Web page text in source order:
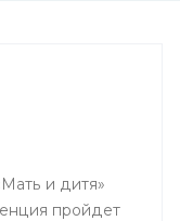
и дитя»
пройдет